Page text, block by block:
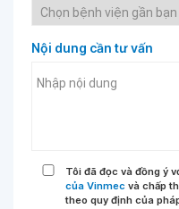
Nội dung cần tư vấn
Tôi đã đọc và đồng ý
của Vinmec và chấp
theo quy định của